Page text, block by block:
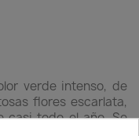
verde intenso, de
flores escarlata,
casi todo el año. Se